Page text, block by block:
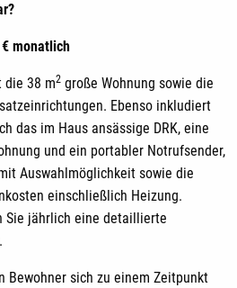
monatlich
38 m2 große Wohnung sowie die
Ebenso inkludiert
das im Haus ansässige DRK, eine
und ein portabler Notrufsender,
Auswahlmöglichkeit sowie die
einschließlich Heizung.
Sie jährlich eine detaillierte
Bewohner sich zu einem Zeitpunkt